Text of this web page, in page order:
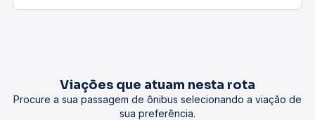
Viações que atuam nesta rota
Procure a sua passagem de ônibus selecionando a viação de
sua preferência.